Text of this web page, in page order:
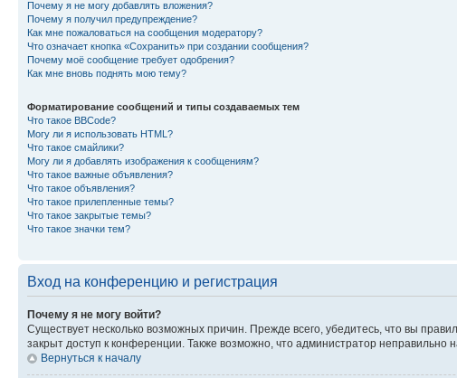
Почему я не могу добавлять вложения?
Почему я получил предупреждение?
Как мне пожаловаться на сообщения модератору?
Что означает кнопка «Сохранить» при создании сообщения?
Почему моё сообщение требует одобрения?
Как мне вновь поднять мою тему?
Форматирование сообщений и типы создаваемых тем
Что такое BBCode?
Могу ли я использовать HTML?
Что такое смайлики?
Могу ли я добавлять изображения к сообщениям?
Что такое важные объявления?
Что такое объявления?
Что такое прилепленные темы?
Что такое закрытые темы?
Что такое значки тем?
Вход на конференцию и регистрация
Почему я не могу войти?
Существует несколько возможных причин. Прежде всего, убедитесь, что вы
закрыт доступ к конференции. Также возможно, что администратор
Вернуться к началу